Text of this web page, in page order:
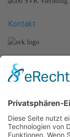
Kontakt
Künzeller Str. 26 b
36093 Künzell
Mobil.: +49 (170) -
E-Mail.: info@svk-